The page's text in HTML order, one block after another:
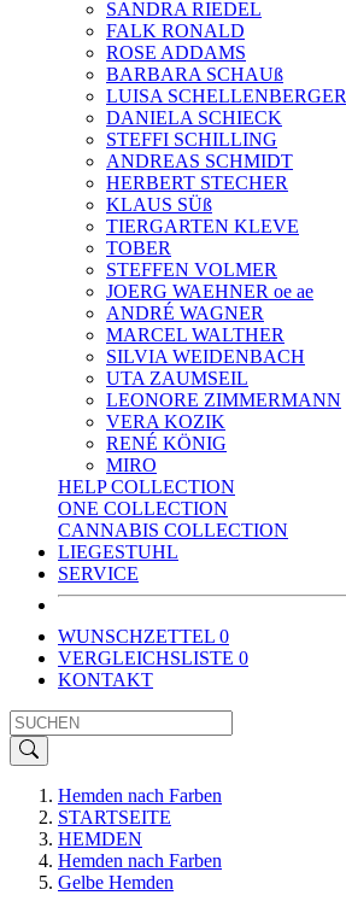
SANDRA RIEDEL
FALK RONALD
ROSE ADDAMS
BARBARA SCHAUß
LUISA SCHELLENBERGER
DANIELA SCHIECK
STEFFI SCHILLING
ANDREAS SCHMIDT
HERBERT STECHER
KLAUS SÜß
TIERGARTEN KLEVE
TOBER
STEFFEN VOLMER
JOERG WAEHNER oe ae
ANDRÉ WAGNER
MARCEL WALTHER
SILVIA WEIDENBACH
UTA ZAUMSEIL
LEONORE ZIMMERMANN
VERA KOZIK
RENÉ KÖNIG
MIRO
HELP COLLECTION
ONE COLLECTION
CANNABIS COLLECTION
LIEGESTUHL
SERVICE
WUNSCHZETTEL 0
VERGLEICHSLISTE 0
KONTAKT
Hemden nach Farben
STARTSEITE
HEMDEN
Hemden nach Farben
Gelbe Hemden